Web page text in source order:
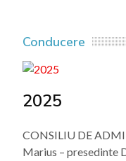
Conducere
2025
CONSILIU DE
Marius – presedinte